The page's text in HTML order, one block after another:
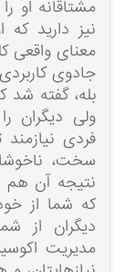
مشتاقانه او
نیز دارید
معنای واقعی
جادوی کاربردی
بله، گفته شد
ولی دیگران
فردی
سخت،
نتیجه آن هم
که شما از
دیگران از
مدیریت